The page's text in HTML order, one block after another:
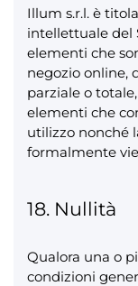
Illum s.r.l. è
intellettuale del
elementi che
negozio online,
parziale o
elementi che
utilizzo nonché
formalmente
18. Nullità
Qualora una o
condizioni